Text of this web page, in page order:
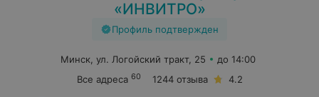
«ИНВИТРО»
Профиль подтвержден
Минск, ул. Логойский тракт, 25
до 14:00
Все адреса 60 1244 отзыва 4.2